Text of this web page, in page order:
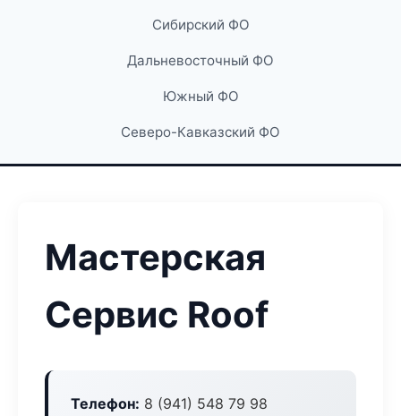
Сибирский ФО
Дальневосточный ФО
Южный ФО
Северо-Кавказский ФО
Мастерская
Сервис Roof
Телефон: 8 (941) 548 79 98